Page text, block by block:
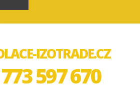
IZOTRADE.CZ
597 670